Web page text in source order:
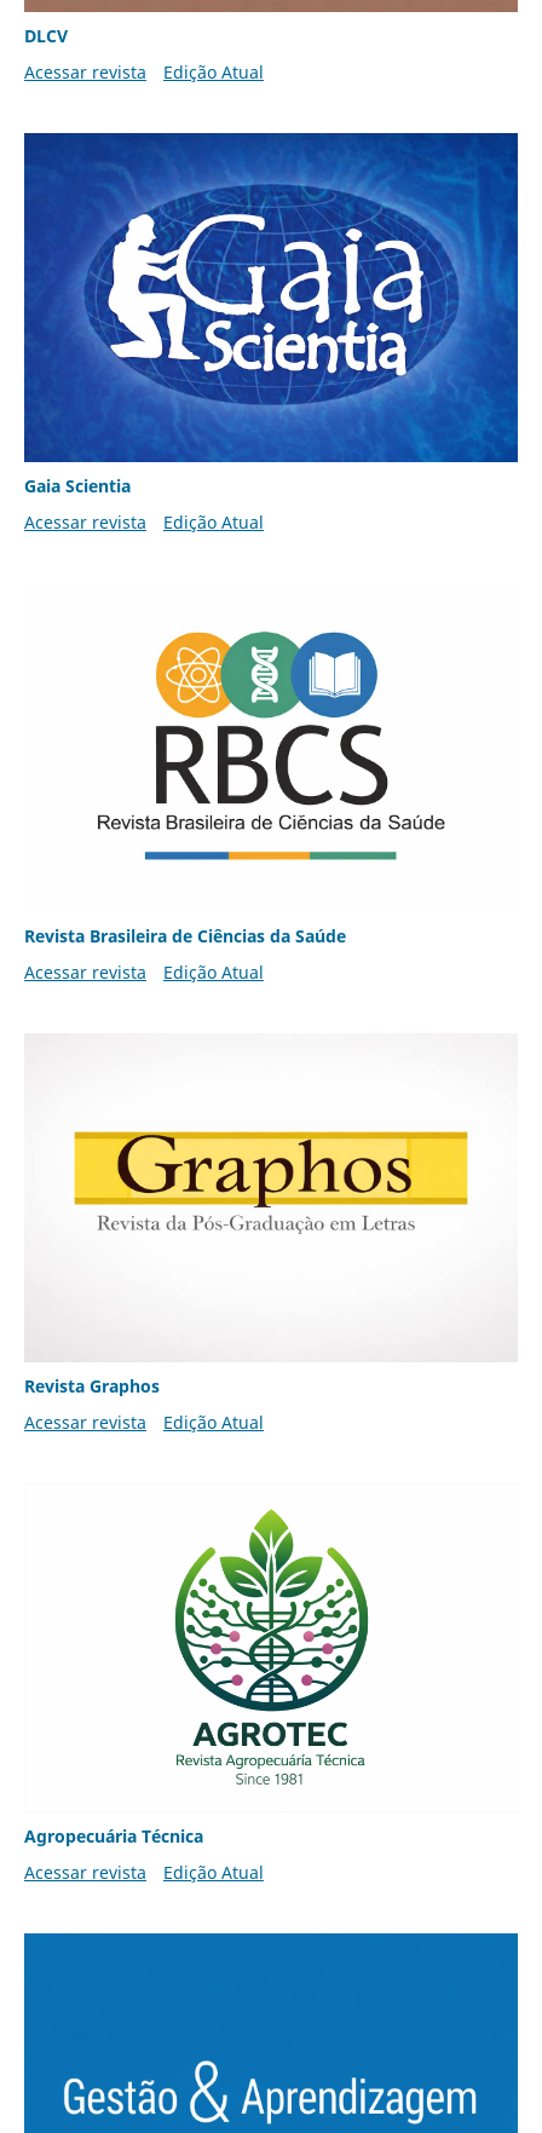
DLCV
Acessar revista
Edição Atual
Gaia Scientia
Acessar revista
Edição Atual
Revista Brasileira de Ciências da Saúde
Acessar revista
Edição Atual
Revista Graphos
Acessar revista
Edição Atual
Agropecuária Técnica
Acessar revista
Edição Atual